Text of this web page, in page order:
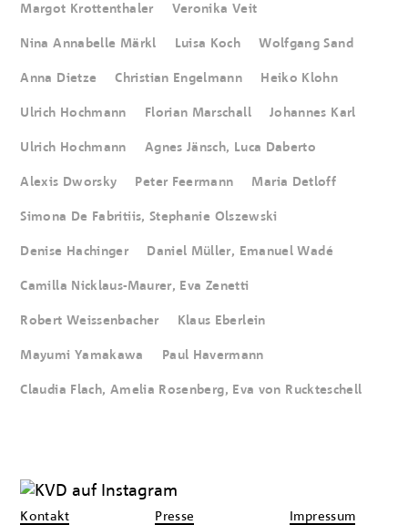
Margot Krottenthaler Veronika Veit
Nina Annabelle Märkl Luisa Koch Wolfgang Sand
Anna Dietze Christian Engelmann Heiko Klohn
Ulrich Hochmann Florian Marschall Johannes Karl
Ulrich Hochmann Agnes Jänsch, Luca Daberto
Alexis Dworsky Peter Feermann Maria Detloff
Simona De Fabritiis, Stephanie Olszewski
Denise Hachinger Daniel Müller, Emanuel Wadé
Camilla Nicklaus-Maurer, Eva Zenetti
Robert Weissenbacher Klaus Eberlein
Mayumi Yamakawa Paul Havermann
Claudia Flach, Amelia Rosenberg, Eva von Ruckteschell
Kontakt Presse Impressum